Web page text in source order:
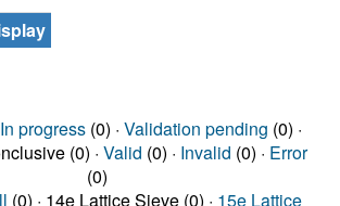
In progress(0) · Validation pending (0) ·
(0) · Valid (0) · Invalid (0) · Error
(0)
(0) · 14e Lattice Sieve (0) · 15e Lattice